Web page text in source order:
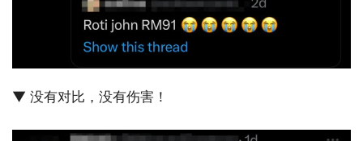
▼ 没有对比，没有伤害！